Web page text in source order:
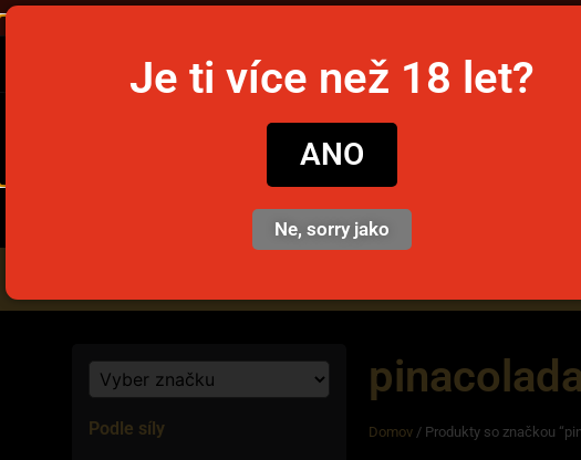
Objednajte cez
+420
snusim
Podle síly Domov / Produkty so značkou
Je ti více než 18 let?
ANO
Ne, sorry jako